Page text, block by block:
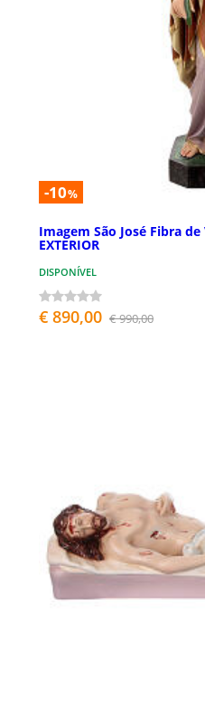
-10%
Imagem São José Fibra
EXTERIOR
DISPONÍVEL
€ 890,00 € 990,00